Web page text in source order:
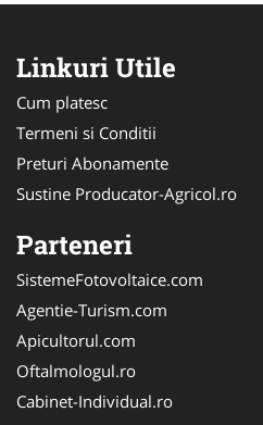
Linkuri Utile
Cum platesc
Termeni si Conditii
Preturi Abonamente
Sustine Producator-Agricol.ro
Parteneri
SistemeFotovoltaice.com
Agentie-Turism.com
Apicultorul.com
Oftalmologul.ro
Cabinet-Individual.ro